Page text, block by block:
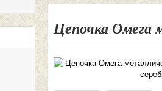
Цепочка Омега